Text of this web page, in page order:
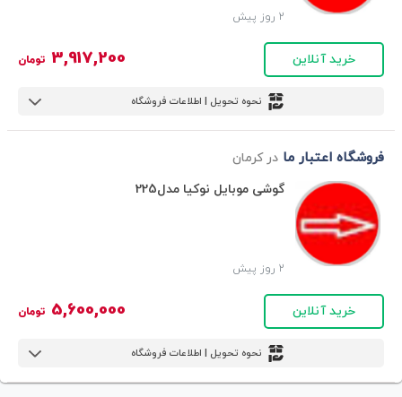
2 روز پیش
خرید آنلاین 3,917,200 تومان
نحوه تحویل | اطلاعات فروشگاه
فروشگاه اعتبار ما در کرمان
گوشی موبایل نوکیا مدل225
2 روز پیش
خرید آنلاین 5,600,000 تومان
نحوه تحویل | اطلاعات فروشگاه